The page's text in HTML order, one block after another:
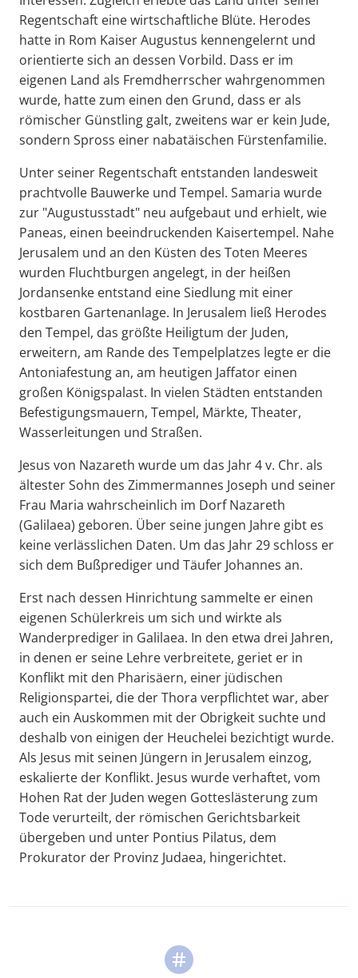
Regentschaft eine wirtschaftliche Blüte. Herodes
hatte in Rom Kaiser Augustus kennengelernt und
orientierte sich an dessen Vorbild. Dass er im
eigenen Land als Fremdherrscher wahrgenommen
wurde, hatte zum einen den Grund, dass er als
römischer Günstling galt, zweitens war er kein Jude,
sondern Spross einer nabatäischen Fürstenfamilie.
Unter seiner Regentschaft entstanden landesweit
prachtvolle Bauwerke und Tempel. Samaria wurde
zur "Augustusstadt" neu aufgebaut und erhielt, wie
Paneas, einen beeindruckenden Kaisertempel. Nahe
Jerusalem und an den Küsten des Toten Meeres
wurden Fluchtburgen angelegt, in der heißen
Jordansenke entstand eine Siedlung mit einer
kostbaren Gartenanlage. In Jerusalem ließ Herodes
den Tempel, das größte Heiligtum der Juden,
erweitern, am Rande des Tempelplatzes legte er die
Antoniafestung an, am heutigen Jaffator einen
großen Königspalast. In vielen Städten entstanden
Befestigungsmauern, Tempel, Märkte, Theater,
Wasserleitungen und Straßen.
Jesus von Nazareth wurde um das Jahr 4 v. Chr. als
ältester Sohn des Zimmermannes Joseph und seiner
Frau Maria wahrscheinlich im Dorf Nazareth
(Galilaea) geboren. Über seine jungen Jahre gibt es
keine verlässlichen Daten. Um das Jahr 29 schloss er
sich dem Bußprediger und Täufer Johannes an.
Erst nach dessen Hinrichtung sammelte er einen
eigenen Schülerkreis um sich und wirkte als
Wanderprediger in Galilaea. In den etwa drei Jahren,
in denen er seine Lehre verbreitete, geriet er in
Konflikt mit den Pharisäern, einer jüdischen
Religionspartei, die der Thora verpflichtet war, aber
auch ein Auskommen mit der Obrigkeit suchte und
deshalb von einigen der Heuchelei bezichtigt wurde.
Als Jesus mit seinen Jüngern in Jerusalem einzog,
eskalierte der Konflikt. Jesus wurde verhaftet, vom
Hohen Rat der Juden wegen Gotteslästerung zum
Tode verurteilt, der römischen Gerichtsbarkeit
übergeben und unter Pontius Pilatus, dem
Prokurator der Provinz Judaea, hingerichtet.